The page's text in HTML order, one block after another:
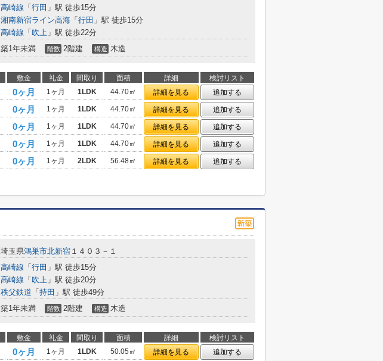
高崎線 「 行田 」駅 徒歩15分
湘南新宿ライン高海 「 行田 」駅 徒歩15分
高崎線 「 吹上 」駅 徒歩22分
築1年未満 階数 2階建 構造 木造
敷金 礼金 間取り 面積 詳細
検討リスト
0ヶ月 1ヶ月 1LDK 44.70㎡ 詳細を見る
追加する
0ヶ月 1ヶ月 1LDK 44.70㎡ 詳細を見る
追加する
0ヶ月 1ヶ月 1LDK 44.70㎡ 詳細を見る
追加する
0ヶ月 1ヶ月 1LDK 44.70㎡ 詳細を見る
追加する
0ヶ月 1ヶ月 2LDK 56.48㎡ 詳細を見る 追加する
埼玉県鴻巣市北新宿 １４０３－１
高崎線 「 行田 」駅 徒歩15分
高崎線 「 吹上 」駅 徒歩20分
秩父鉄道 「 持田 」駅 徒歩49分
築1年未満 階数 2階建 構造 木造
敷金 礼金 間取り 面積 詳細
検討リスト
0ヶ月 1ヶ月 1LDK 50.05㎡ 詳細を見る
追加する